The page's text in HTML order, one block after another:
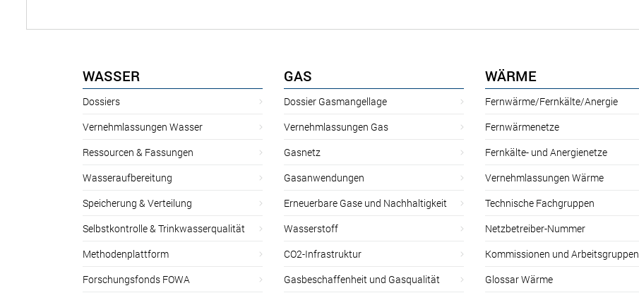
WASSER
Dossiers
Vernehmlassungen Wasser
Ressourcen & Fassungen
Wasseraufbereitung
Speicherung & Verteilung
Selbstkontrolle & Trinkwasserqualität
Methodenplattform
Forschungsfonds FOWA
GAS
Dossier Gasmangellage
Vernehmlassungen Gas
Gasnetz
Gasanwendungen
Erneuerbare Gase und Nachhaltigkeit
Wasserstoff
CO2-Infrastruktur
Gasbeschaffenheit und Gasqualität
WÄRME
Fernwärme/Fernkälte/Anergie
Fernwärmenetze
Fernkälte- und Anergienetze
Vernehmlassungen Wärme
Technische Fachgruppen
Netzbetreiber-Nummer
Kommissionen und Arbeitsgruppen
Glossar Wärme